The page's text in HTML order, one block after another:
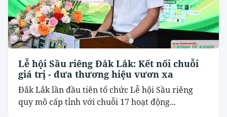
Lễ hội Sầu riêng Đắk Lắk: Kết nối chuỗi
giá trị - đưa thương hiệu vươn xa
Đắk Lắk lần đầu tiên tổ chức Lễ hội Sầu riêng
quy mô cấp tỉnh với chuỗi 17 hoạt động...